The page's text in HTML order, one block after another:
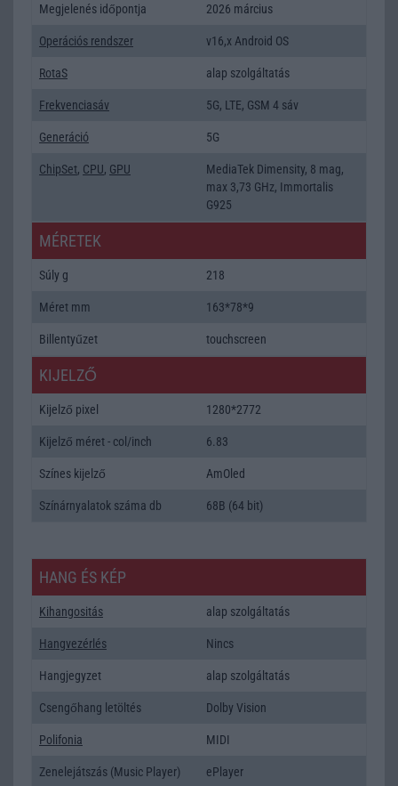
Megjelenés időpontja 2026 március
Operációs rendszer v16,x Android OS
RotaS alap szolgáltatás
Frekvenciasáv 5G, LTE, GSM 4 sáv
Generáció 5G
ChipSet, CPU, GPU
MediaTek Dimensity, 8 mag,
max 3,73 GHz, Immortalis
G925
MÉRETEK
Súly g 218
Méret mm 163*78*9
Billentyűzet touchscreen
KIJELZŐ
Kijelző pixel 1280*2772
Kijelző méret - col/inch 6.83
Színes kijelző AmOled
Színárnyalatok száma db 68B (64 bit)
HANG ÉS KÉP
Kihangositás alap szolgáltatás
Hangvezérlés Nincs
Hangjegyzet alap szolgáltatás
Csengőhang letöltés Dolby Vision
Polifonia MIDI
Zenelejátszás (Music Player) ePlayer